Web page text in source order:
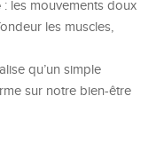
: les mouvements doux
les muscles,
qu’un simple
sur notre bien-être